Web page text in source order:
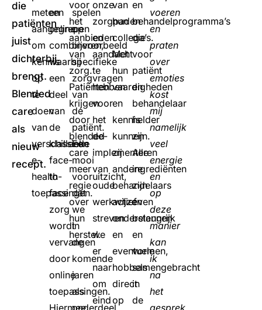
die
patiënten
juist
dichterbij
brengt.
Blended
care
als
nieuw
recept.
meteen
aangegrepen
om
kennis
op
te
doen
van
verschillende
e-
health
toepassingen.
en
online
combineren,
waarbij
een
deel
van
de
klassieke
face-
to-
face
zorg
wordt
vervangen
door
online
toepassingen.
voor
het
aanbieden
van
zorg.
Patiënten
krijgen
door
blended
care
meer
regie
over
hun
herstel.
spelen
op
bijvoorbeeld
specifieke
zorgvragen
van
de
patiënt.
Een
mooi
vooruitzicht,
dat
we
in
de
komende
jaren
als
onze
zorgpaden
en
aandacht
te
hebben
voor
het
de-
implementeren
van
oude
werkwijzen
streven
we
er
naar
om
eind
van
hun
collega’s.
Met
hun
vaardigheden
en
kennis
kunnen
zij
andere
behandelaars
actief
ondersteunen
en
eventuele
hobbels
direct
op
en
behandelprogramma’s
die
voor
patiënt
en
behandelaar
helder
zijn.
Alle
ingrediënten
zijn
even
belangrijk
en
vormen,
samengebracht
in
de
voeren
en
praten
over
emoties
kost
mij
namelijk
veel
energie
en
op
deze
manier
kan
ik
na
het